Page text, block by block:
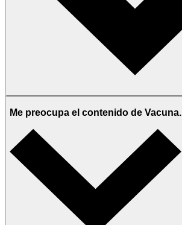
Me preocupa el contenido de Vacuna.